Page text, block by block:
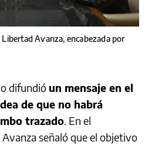
Avanza, encabezada por
difundió un mensaje en el
de que no habrá
trazado. En el
señaló que el objetivo